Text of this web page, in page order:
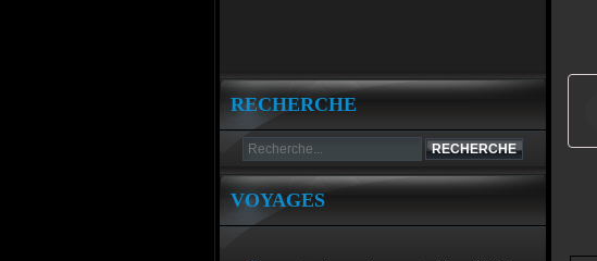
RECHERCHE
VOYAGES